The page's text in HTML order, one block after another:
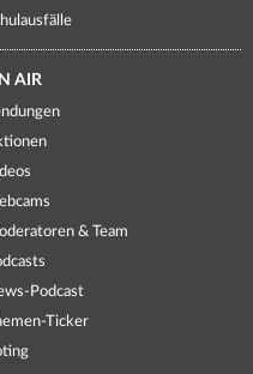
AIR
& Team
Podcast
Ticker